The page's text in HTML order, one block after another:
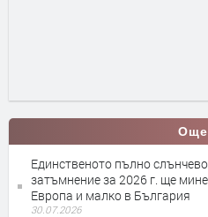
Още
Единственото пълно слънчево
затъмнение за 2026 г. ще
Европа и малко в България
30.07.2026